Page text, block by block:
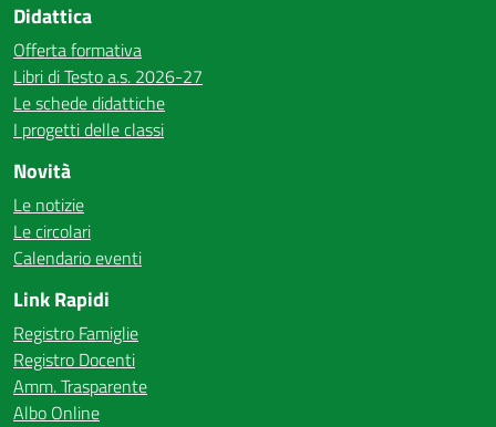
Didattica
Offerta formativa
Libri di Testo a.s. 2026-27
Le schede didattiche
I progetti delle classi
Novità
Le notizie
Le circolari
Calendario eventi
Link Rapidi
Registro Famiglie
Registro Docenti
Amm. Trasparente
Albo Online